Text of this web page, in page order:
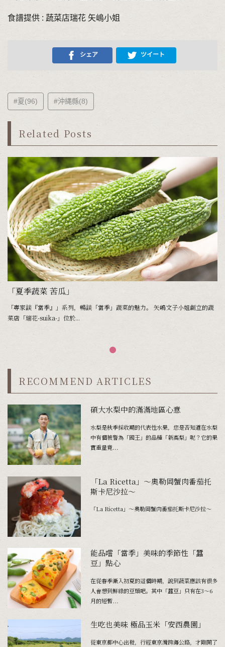
食譜提供 : 蔬菜店瑞花 矢嶋小姐
シェア ツイート
#夏(96) #沖縄縣(8)
Related Posts
「夏季蔬菜 苦瓜」
「專家談『當季』」系列，暢談「當季」蔬菜的魅力。 矢嶋文子小姐創立的蔬
菜店「瑞花-suika-」位於...
RECOMMEND ARTICLES
碩大水梨中的滿滿地區心意
水梨是秋季採收期的代表性水果，您是否知道在水梨
中有個被譽為「國王」的品種「新高梨」呢？它的果
實重量竟...
「La Ricetta」～奧勒岡蟹肉番茄托
斯卡尼沙拉～
「La Ricetta」～奧勒岡蟹肉番茄托斯卡尼沙拉～
能品嚐「當季」美味的季節性「蠶
豆」點心
在從春季漸入初夏的這個時期，說到蔬菜應該有很多
人會想到鮮綠的豆類吧。其中「蠶豆」只有在3～6
月的短暫...
生吃也美味 極品玉米「安西農園」
從東京都中心出發，行經東京灣跨海公路，才剛開了